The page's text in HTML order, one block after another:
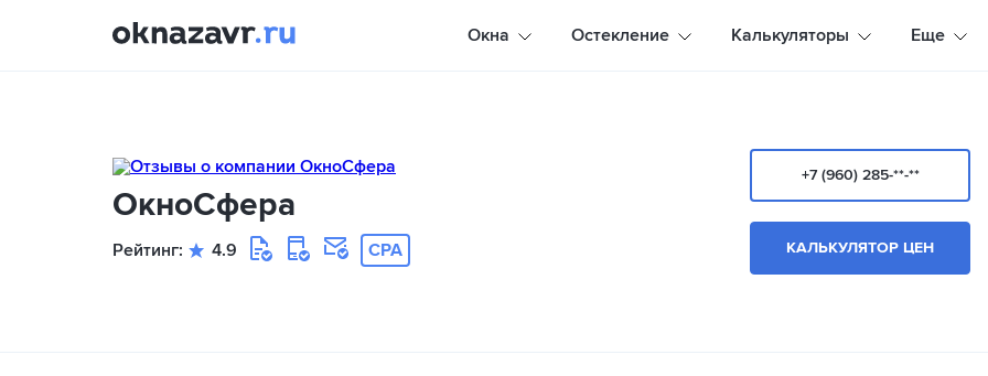
Окна Остекление Калькуляторы Еще
ОкноСфера
Рейтинг: 4.9 CPA
+7 (960) 285-**-**
КАЛЬКУЛЯТОР ЦЕН